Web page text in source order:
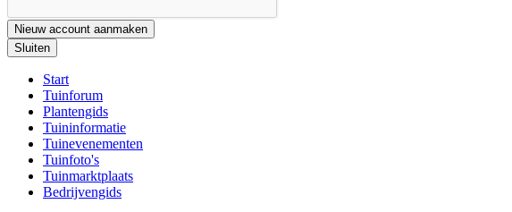
Nieuw account aanmaken
Sluiten
Start
Tuinforum
Plantengids
Tuininformatie
Tuinevenementen
Tuinfoto's
Tuinmarktplaats
Bedrijvengids